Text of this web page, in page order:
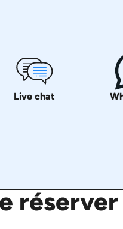
Live chat
réserver